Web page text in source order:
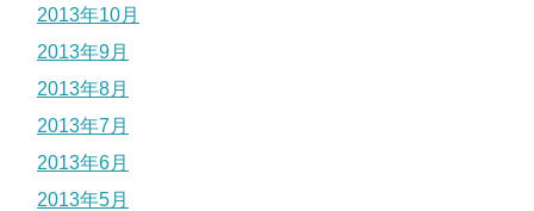
2013年10月
2013年9月
2013年8月
2013年7月
2013年6月
2013年5月